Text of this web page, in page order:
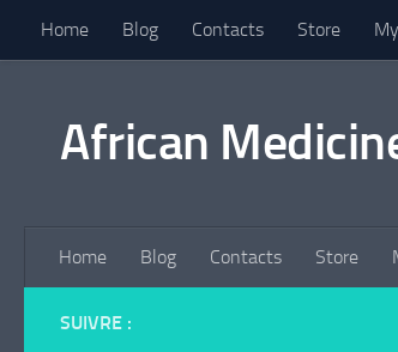
Au dessous du contenu
Home Blog Contacts Store
African
Home Blog Contacts Store
SUIVRE :